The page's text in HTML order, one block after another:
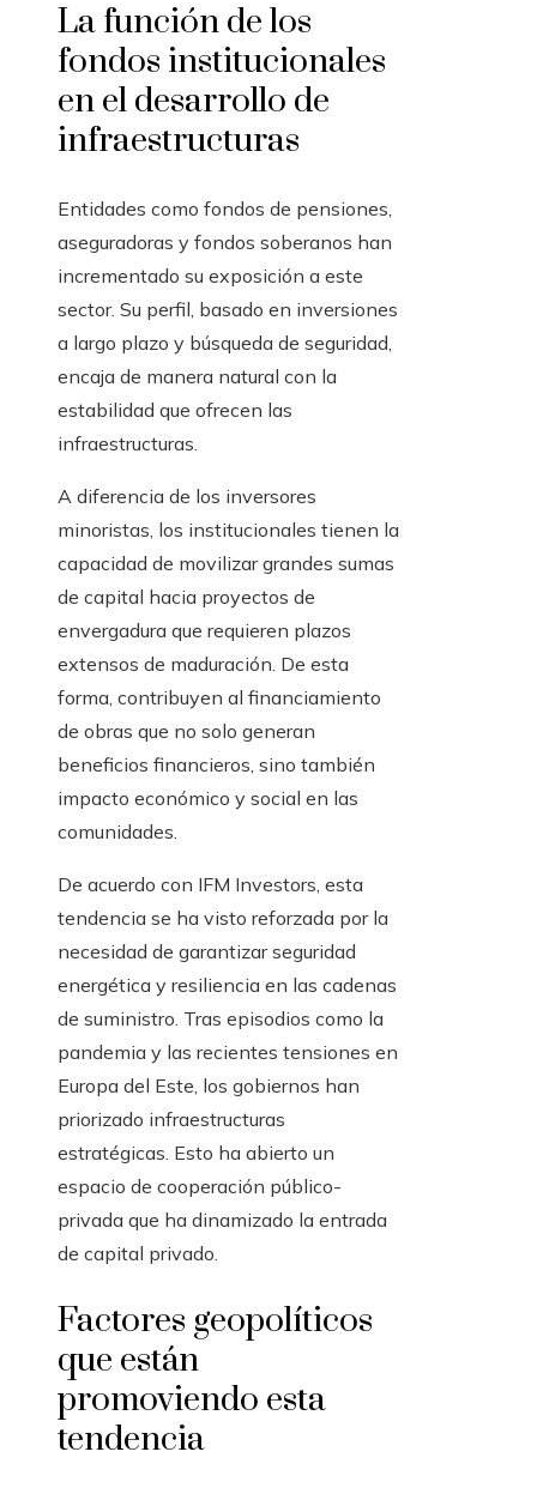
La función de los
fondos institucionales
en el desarrollo de
infraestructuras
Entidades como fondos de pensiones,
aseguradoras y fondos soberanos han
incrementado su exposición a este
sector. Su perfil, basado en inversiones
a largo plazo y búsqueda de seguridad,
encaja de manera natural con la
estabilidad que ofrecen las
infraestructuras.
A diferencia de los inversores
minoristas, los institucionales tienen la
capacidad de movilizar grandes sumas
de capital hacia proyectos de
envergadura que requieren plazos
extensos de maduración. De esta
forma, contribuyen al financiamiento
de obras que no solo generan
beneficios financieros, sino también
impacto económico y social en las
comunidades.
De acuerdo con IFM Investors, esta
tendencia se ha visto reforzada por la
necesidad de garantizar seguridad
energética y resiliencia en las cadenas
de suministro. Tras episodios como la
pandemia y las recientes tensiones en
Europa del Este, los gobiernos han
priorizado infraestructuras
estratégicas. Esto ha abierto un
espacio de cooperación público-
privada que ha dinamizado la entrada
de capital privado.
Factores geopolíticos
que están
promoviendo esta
tendencia